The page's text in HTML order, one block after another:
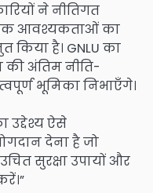
ने नीतिगत
आवश्यकताओं का
किया है। GNLU का
अंतिम नीति-
भूमिका निभाएँगे।
उद्देश्य ऐसे
देना है जो
सुरक्षा उपायों और